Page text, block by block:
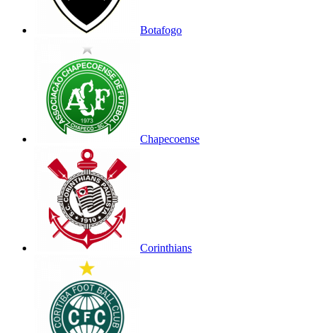
Botafogo
Chapecoense
Corinthians